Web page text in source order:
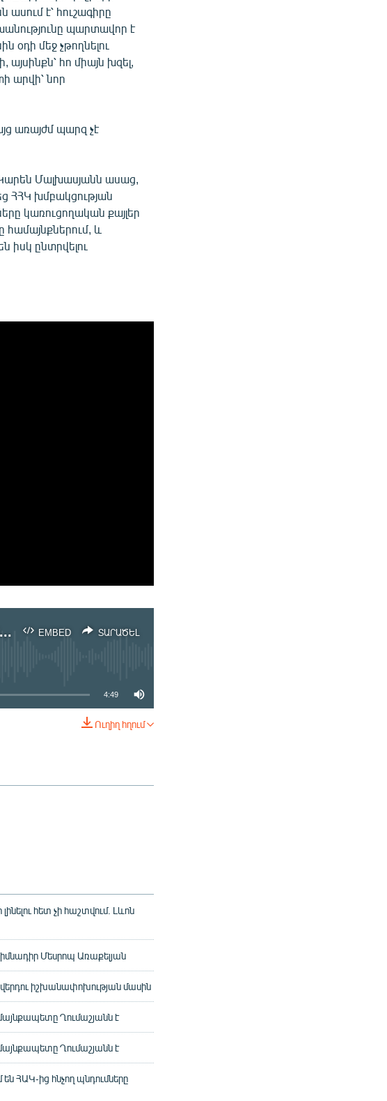
է՝ հուշագիրը
պարտավոր է
օդի մեջ չթողնելու
հո միայն խզել,
արվի՝ նոր
առայժմ պարզ չէ
Կարեն Մալխասյանն ասաց,
ՀՀԿ խմբակցության
կառուցողական քայլեր
և
իսկ ընտրվելու
EMBED ՏԱՐԱԾԵԼ
Հայաստանում իշխող քաղաքական ուժը համայնքներում ընդդիմադիր լինելու հետ չի հաշտվում. Լևոն Բարսեղյան
ՏԱՐԱԾԵԼ
4:49
Ուղիղ հղում
հետ չի հաշտվում. Լևոն
Մեսրոպ Առաքելյան
իշխանափոխության մասին
Ղումաշյանն է
Ղումաշյանն է
ՀԱԿ-ից հնչող պնդումները